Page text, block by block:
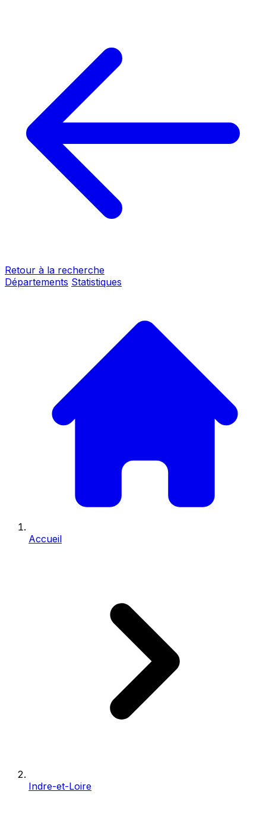
Retour à la recherche
Départements Statistiques
Accueil
Indre-et-Loire